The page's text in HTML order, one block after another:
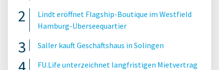
Lindt eröffnet Flagship-Boutique im Westfield
Hamburg-Überseequartier
Saller kauft Geschäftshaus in Solingen
FU.Life unterzeichnet langfristigen Mietvertrag